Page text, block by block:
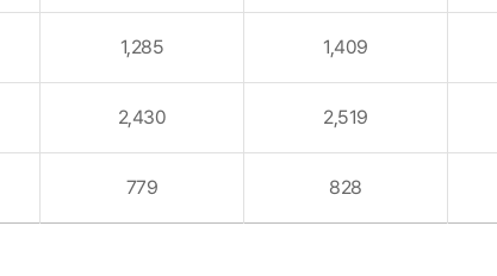
1,285 1,409
2,430 2,519
779 828